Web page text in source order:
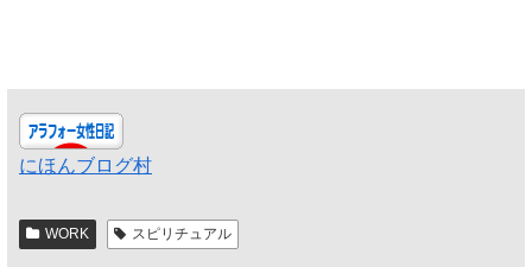
にほんブログ村
WORK スピリチュアル